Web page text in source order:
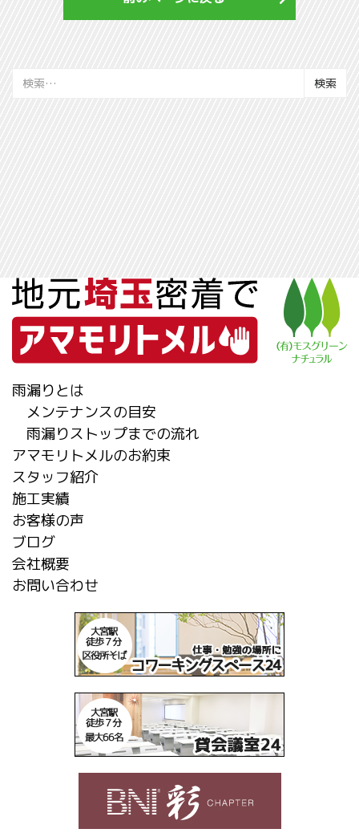
検
雨漏りとは
メンテナンスの目安
雨漏りストップまでの流れ
アマモリトメルのお約束
スタッフ紹介
施工実績
お客様の声
ブログ
会社概要
お問い合わせ